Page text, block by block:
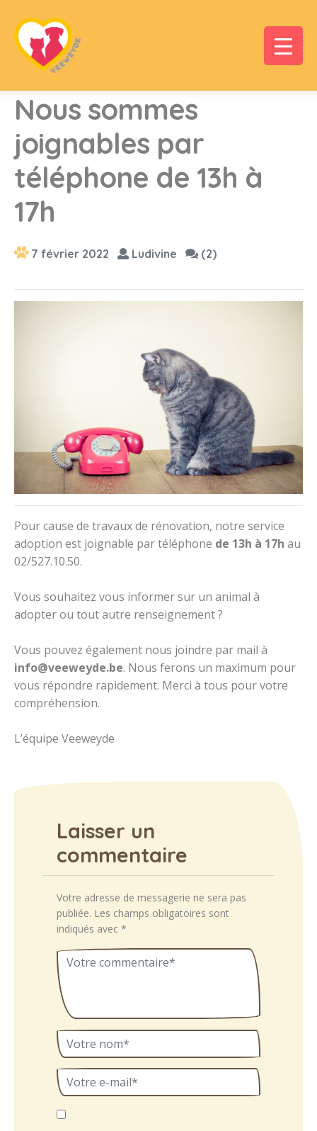
Nous sommes
joignables par
téléphone de 13h à
17h
7 février 2022 Ludivine (2)
Pour cause de travaux de rénovation, notre service
adoption est joignable par téléphone de 13h à 17h au
02/527.10.50.
Vous souhaitez vous informer sur un animal à
adopter ou tout autre renseignement ?
Vous pouvez également nous joindre par mail à
info@veeweyde.be. Nous ferons un maximum pour
vous répondre rapidement. Merci à tous pour votre
compréhension.
L’équipe Veeweyde
Laisser un
commentaire
Votre adresse de messagerie ne sera pas
publiée. Les champs obligatoires sont
indiqués avec *